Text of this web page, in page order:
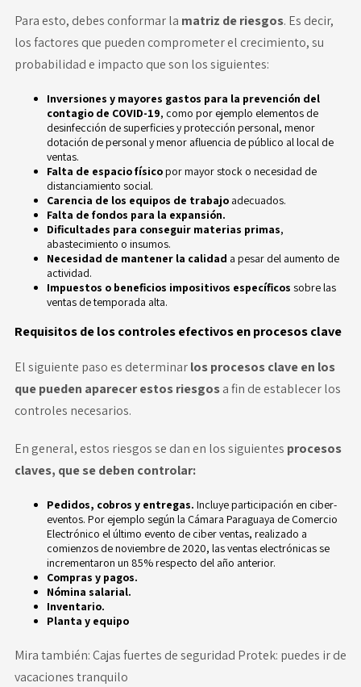
Para esto, debes conformar la matriz de riesgos. Es decir,
los factores que pueden comprometer el crecimiento, su
probabilidad e impacto que son los siguientes:
Inversiones y mayores gastos para la prevención del
contagio de COVID-19, como por ejemplo elementos de
desinfección de superficies y protección personal, menor
dotación de personal y menor afluencia de público al local de
ventas.
Falta de espacio físicopor mayor stock o necesidad de
distanciamiento social.
Carencia de los equipos de trabajoadecuados.
Falta de fondos para la expansión.
Dificultades para conseguir materias primas,
abastecimiento o insumos.
Necesidad de mantener la calidad a pesar del aumento de
actividad.
Impuestos o beneficios impositivos específicos sobre las
ventas de temporada alta.
Requisitos de los controles efectivos en procesos clave
El siguiente paso es determinarlos procesos clave en los
que pueden aparecer estos riesgosa fin de establecer los
controles necesarios.
En general, estos riesgos se dan en los siguientes procesos
claves, que se deben controlar:
Pedidos, cobros y entregas. Incluye participación en ciber-
eventos. Por ejemplo según la Cámara Paraguaya de Comercio
Electrónico el último evento de ciber ventas, realizado a
comienzos de noviembre de 2020, las ventas electrónicas se
incrementaron un 85% respecto del año anterior.
Compras y pagos.
Nómina salarial.
Inventario.
Planta y equipo
Mira también:Cajas fuertes de seguridad Protek: puedes ir de
vacaciones tranquilo